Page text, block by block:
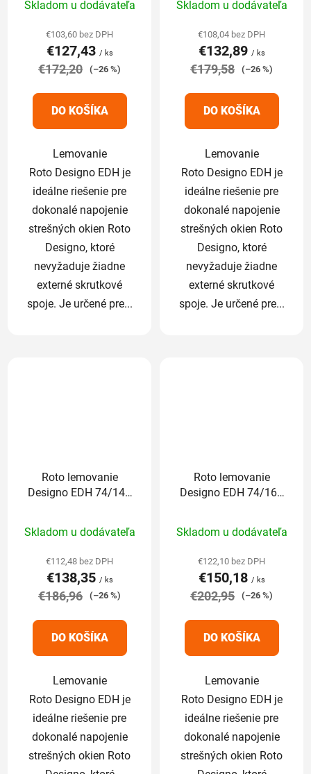
hodnotenie
produktu
je
5,0
5
hviezdičiek.
Skladom u dodávateľa
€103,60 bez DPH
€127,43 / ks
€172,20 (–26 %)
DO KOŠÍKA
Lemovanie
Roto Designo EDH je
ideálne riešenie pre
dokonalé napojenie
strešných okien Roto
Designo, ktoré
nevyžaduje žiadne
externé skrutkové
spoje. Je určené pre...
hodnotenie
produktu
je
5,0
5
hviezdičiek.
Skladom u dodávateľa
€108,04 bez DPH
€132,89 / ks
€179,58 (–26 %)
DO KOŠÍKA
Lemovanie
Roto Designo EDH je
ideálne riešenie pre
dokonalé napojenie
strešných okien Roto
Designo, ktoré
nevyžaduje žiadne
externé skrutkové
spoje. Je určené pre...
Roto lemovanie
Designo EDH 74/140
hodnotenie
produktu
je
5,0
5
hviezdičiek.
Skladom u dodávateľa
€112,48 bez DPH
€138,35 / ks
€186,96 (–26 %)
DO KOŠÍKA
Lemovanie
Roto Designo EDH je
ideálne riešenie pre
dokonalé napojenie
strešných okien Roto
Roto lemovanie
Designo EDH 74/160
hodnotenie
produktu
je
5,0
5
hviezdičiek.
Skladom u dodávateľa
€122,10 bez DPH
€150,18 / ks
€202,95 (–26 %)
DO KOŠÍKA
Lemovanie
Roto Designo EDH je
ideálne riešenie pre
dokonalé napojenie
strešných okien Roto